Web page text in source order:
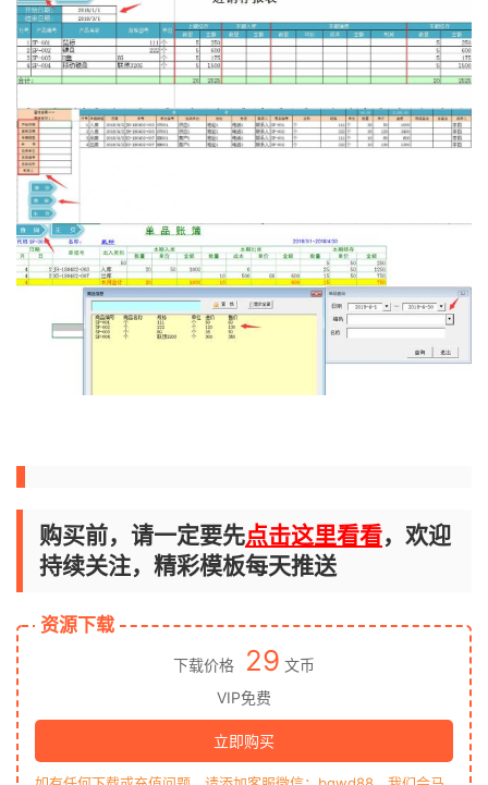
购买前，请一定要先点击这里看看，欢迎
持续关注，精彩模板每天推送
资源下载
下载价格 29 文币
VIP免费
立即购买